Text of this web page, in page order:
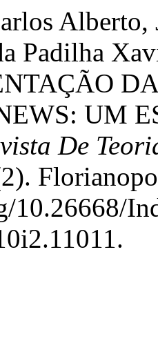
Alberto,
Padilha
UM
De
10.26668/